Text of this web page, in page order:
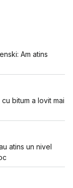
Am atins
bitum a lovit mai
atins un nivel